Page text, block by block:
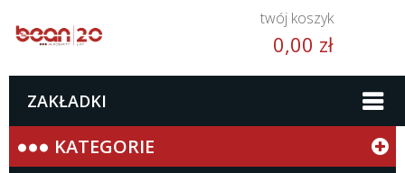
twój koszyk
0,00 zł
ZAKŁADKI
KATEGORIE